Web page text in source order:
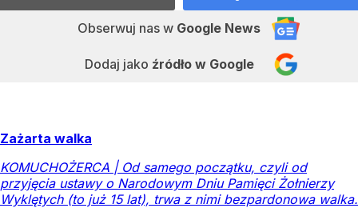
Obserwuj nas w Google News
Dodaj jako źródło w Google
Zażarta walka
KOMUCHOŻERCA | Od samego początku, czyli od
przyjęcia ustawy o Narodowym Dniu Pamięci Żołnierzy
Wyklętych (to już 15 lat), trwa z nimi bezpardonowa walka.